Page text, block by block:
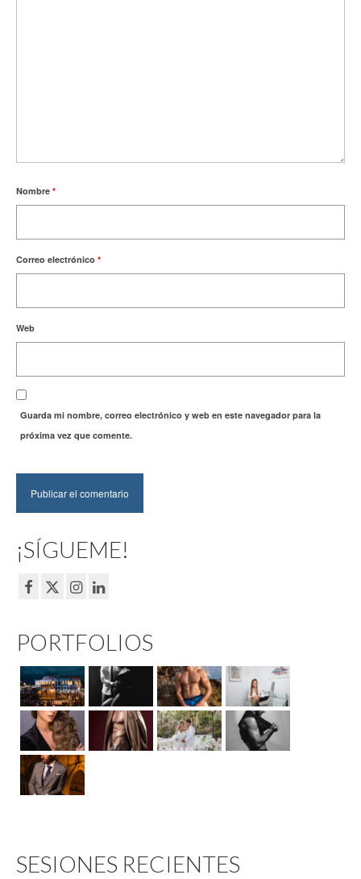
Nombre *
Correo electrónico *
Web
Guarda mi nombre, correo electrónico y web en este navegador para la
próxima vez que comente.
¡SÍGUEME!
PORTFOLIOS
SESIONES RECIENTES